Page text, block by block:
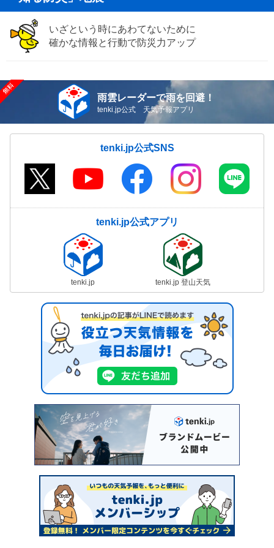
いざという時にあわてないために
確かな情報と行動で防災力アップ
雨雲レーダーで雨を回避！
tenki.jp公式 天気予報アプリ
tenki.jp公式SNS
tenki.jp公式アプリ
tenki.jp tenki.jp 登山天気